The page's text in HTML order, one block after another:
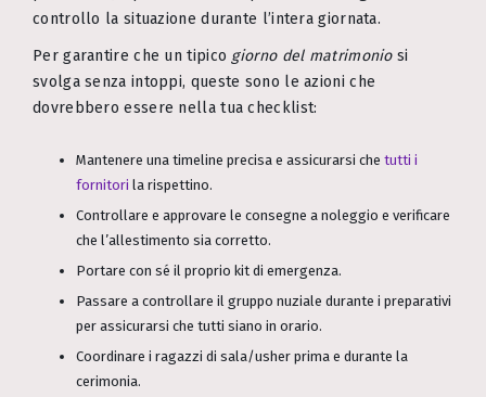
controllo la situazione durante l’intera giornata.
Per garantire che un tipico giorno del matrimoniosi
svolga senza intoppi, queste sono le azioni che
dovrebbero essere nella tua checklist:
Mantenere una timeline precisa e assicurarsi che tutti i
fornitori la rispettino.
Controllare e approvare le consegne a noleggio e verificare
che l’allestimento sia corretto.
Portare con sé il proprio kit di emergenza.
Passare a controllare il gruppo nuziale durante i preparativi
per assicurarsi che tutti siano in orario.
Coordinare i ragazzi di sala/usher prima e durante la
cerimonia.